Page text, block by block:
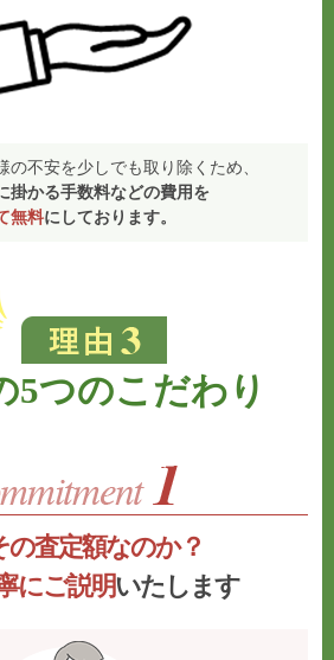
の不安を少しでも取り除くため、
掛かる手数料などの費用を
無料にしております。
5つのこだわり
の査定額なのか？
にご説明いたします